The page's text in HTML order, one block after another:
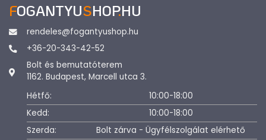
FOGANTYUSHOP.HU
rendeles@fogantyushop.hu
+36-20-343-42-52
Bolt és bemutatóterem
1162. Budapest, Marcell utca 3.
Hétfő:
10:00-18:00
Kedd:
10:00-18:00
Szerda:
Bolt zárva - Ügyfélszolgálat elérhető